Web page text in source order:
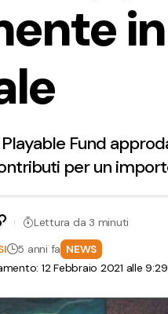
Playable Fund
per un
12 Febbraio 2021 alle
5 anni fa NEWS
Lettura da 3 minuti